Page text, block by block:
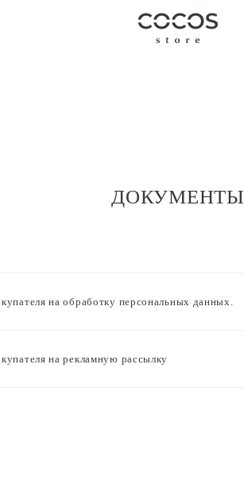
ДОКУМЕНТЫ
на обработку персональных данных.
на рекламную рассылку